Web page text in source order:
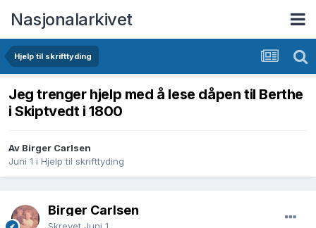
Nasjonalarkivet
Hjelp til skrifttyding
Jeg trenger hjelp med å lese dåpen til Berthe
i Skiptvedt i 1800
Av Birger Carlsen
Juni 1 i Hjelp til skrifttyding
Birger Carlsen